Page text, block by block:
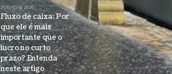
JULHO 3, 2026
Fluxo de caixa: Por
que ele é mais
importante que o
lucro no curto
prazo? Entenda
neste artigo